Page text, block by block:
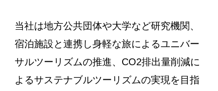
当社は地方公共団体や大学など研究機関、
宿泊施設と連携し身軽な旅によるユニバー
サルツーリズムの推進、CO2排出量削減に
よるサステナブルツーリズムの実現を目指